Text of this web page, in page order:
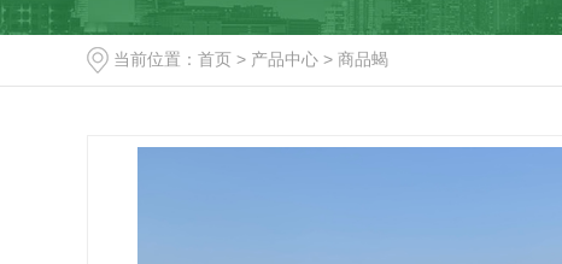
当前位置： 首页 > 产品中心 > 商品蝎